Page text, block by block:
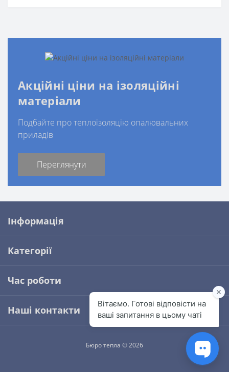
Акційні ціни на ізоляційні
матеріали
Подбайте про теплоізоляцію опалювальних
приладів
Переглянути
Інформація
Категорії
Час роботи
Наші контакти
Бюро тепла © 2026